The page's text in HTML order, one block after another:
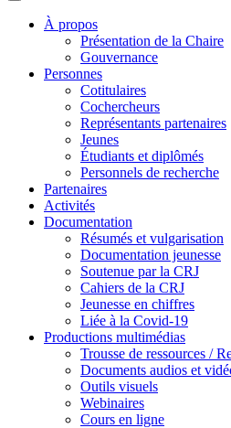
À propos
Présentation de la Chaire
Gouvernance
Personnes
Cotitulaires
Cochercheurs
Représentants partenaires
Jeunes
Étudiants et diplômés
Personnels de recherche
Partenaires
Activités
Documentation
Résumés et vulgarisation
Documentation jeunesse
Soutenue par la CRJ
Cahiers de la CRJ
Jeunesse en chiffres
Liée à la Covid-19
Productions multimédias
Trousse de ressources /
Documents audios et
Outils visuels
Webinaires
Cours en ligne